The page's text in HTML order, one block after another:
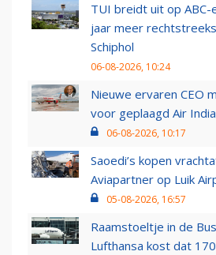
TUI breidt uit op ABC-
jaar meer
Schiphol
06-08-2026, 10:24
Nieuwe ervaren CEO
voor geplaagd Air India
06-08-2026, 10:17
Saoedi’s kopen
Aviapartner op Luik
05-08-2026, 16:57
Raamstoeltje in de
Lufthansa kost dat